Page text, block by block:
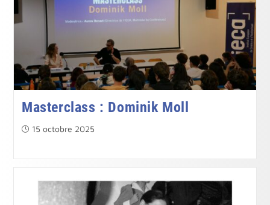
Masterclass : Dominik Moll
Publication
15 octobre 2025